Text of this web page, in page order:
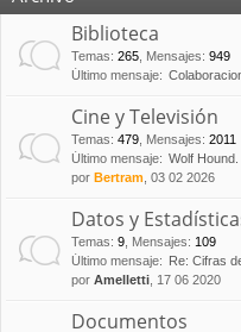
Biblioteca
Temas: 265 Mensajes: 949
Último mensaje:
Cine y Televisión
Temas: 479 Mensajes: 2011
Último mensaje: Wolf
por Bertram , 03 02 2026
Datos y
Temas: 9 Mensajes: 109
Último mensaje:
Re: Cifras
por Amelletti , 17 06 2020
Documentos